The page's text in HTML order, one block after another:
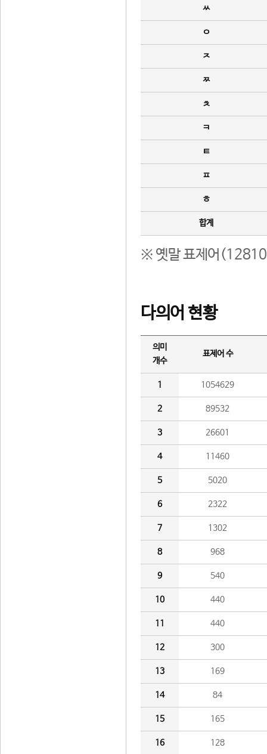
ㅆ
ㅇ
ㅈ
ㅉ
ㅊ
ㅋ
ㅌ
ㅍ
ㅎ
합계
※ 옛말 표제어(12810
다의어 현황
의미
개수
표제어 수
1 1054629
2 89532
3 26601
4 11460
5 5020
6 2322
7 1302
8 968
9 540
10 440
11 440
12 300
13 169
14 84
15 165
16 128